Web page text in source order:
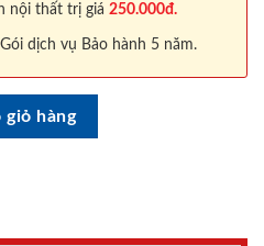
nội thất trị giá 250.000đ.
dịch vụ Bảo hành 5 năm.
K5300 số lượng
giỏ hàng